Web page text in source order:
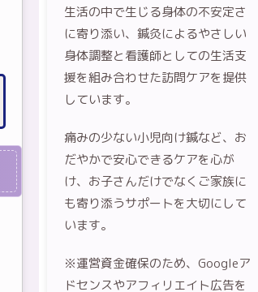
生活の中で生じる身体の不安定さ
に寄り添い、鍼灸によるやさしい
身体調整と看護師としての生活支
援を組み合わせた訪問ケアを提供
しています。
痛みの少ない小児向け鍼など、お
だやかで安心できるケアを心が
け、お子さんだけでなくご家族に
も寄り添うサポートを大切にして
います。
※運営資金確保のため、Googleア
ドセンスやアフィリエイト広告を